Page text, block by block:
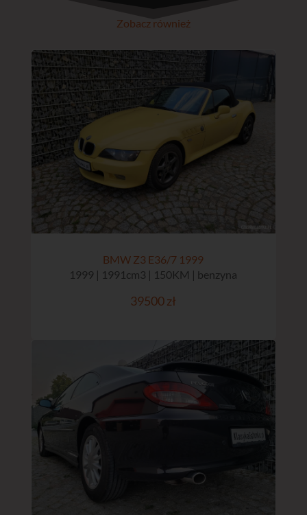
Zobacz również
BMW Z3 E36/7 1999
1999 | 1991cm3 | 150KM | benzyna
39500 zł